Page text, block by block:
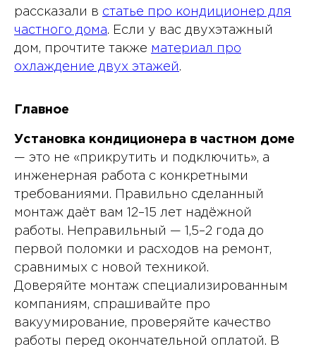
рассказали в статье про кондиционер для
частного дома. Если у вас двухэтажный
дом, прочтите также материал про
охлаждение двух этажей.
Главное
Установка кондиционера в частном доме
— это не «прикрутить и подключить», а
инженерная работа с конкретными
требованиями. Правильно сделанный
монтаж даёт вам 12–15 лет надёжной
работы. Неправильный — 1,5–2 года до
первой поломки и расходов на ремонт,
сравнимых с новой техникой.
Доверяйте монтаж специализированным
компаниям, спрашивайте про
вакуумирование, проверяйте качество
работы перед окончательной оплатой. В